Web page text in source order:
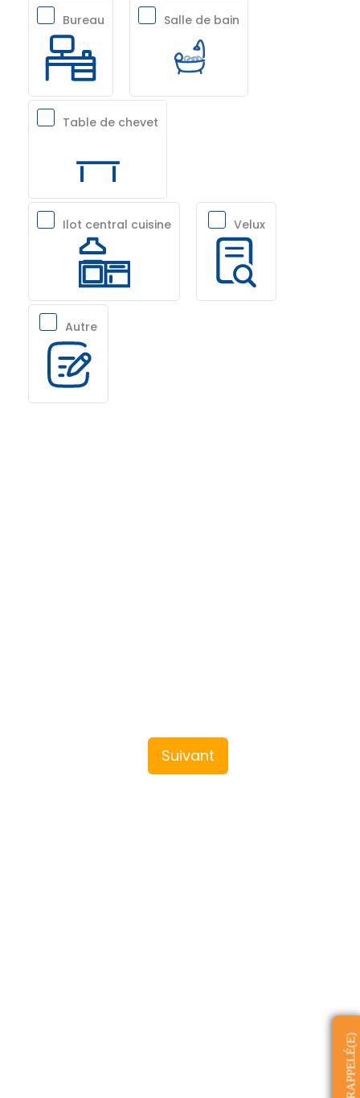
Bureau Salle de bain
Table de chevet
Ilot central cuisine Velux
Autre
Suivant